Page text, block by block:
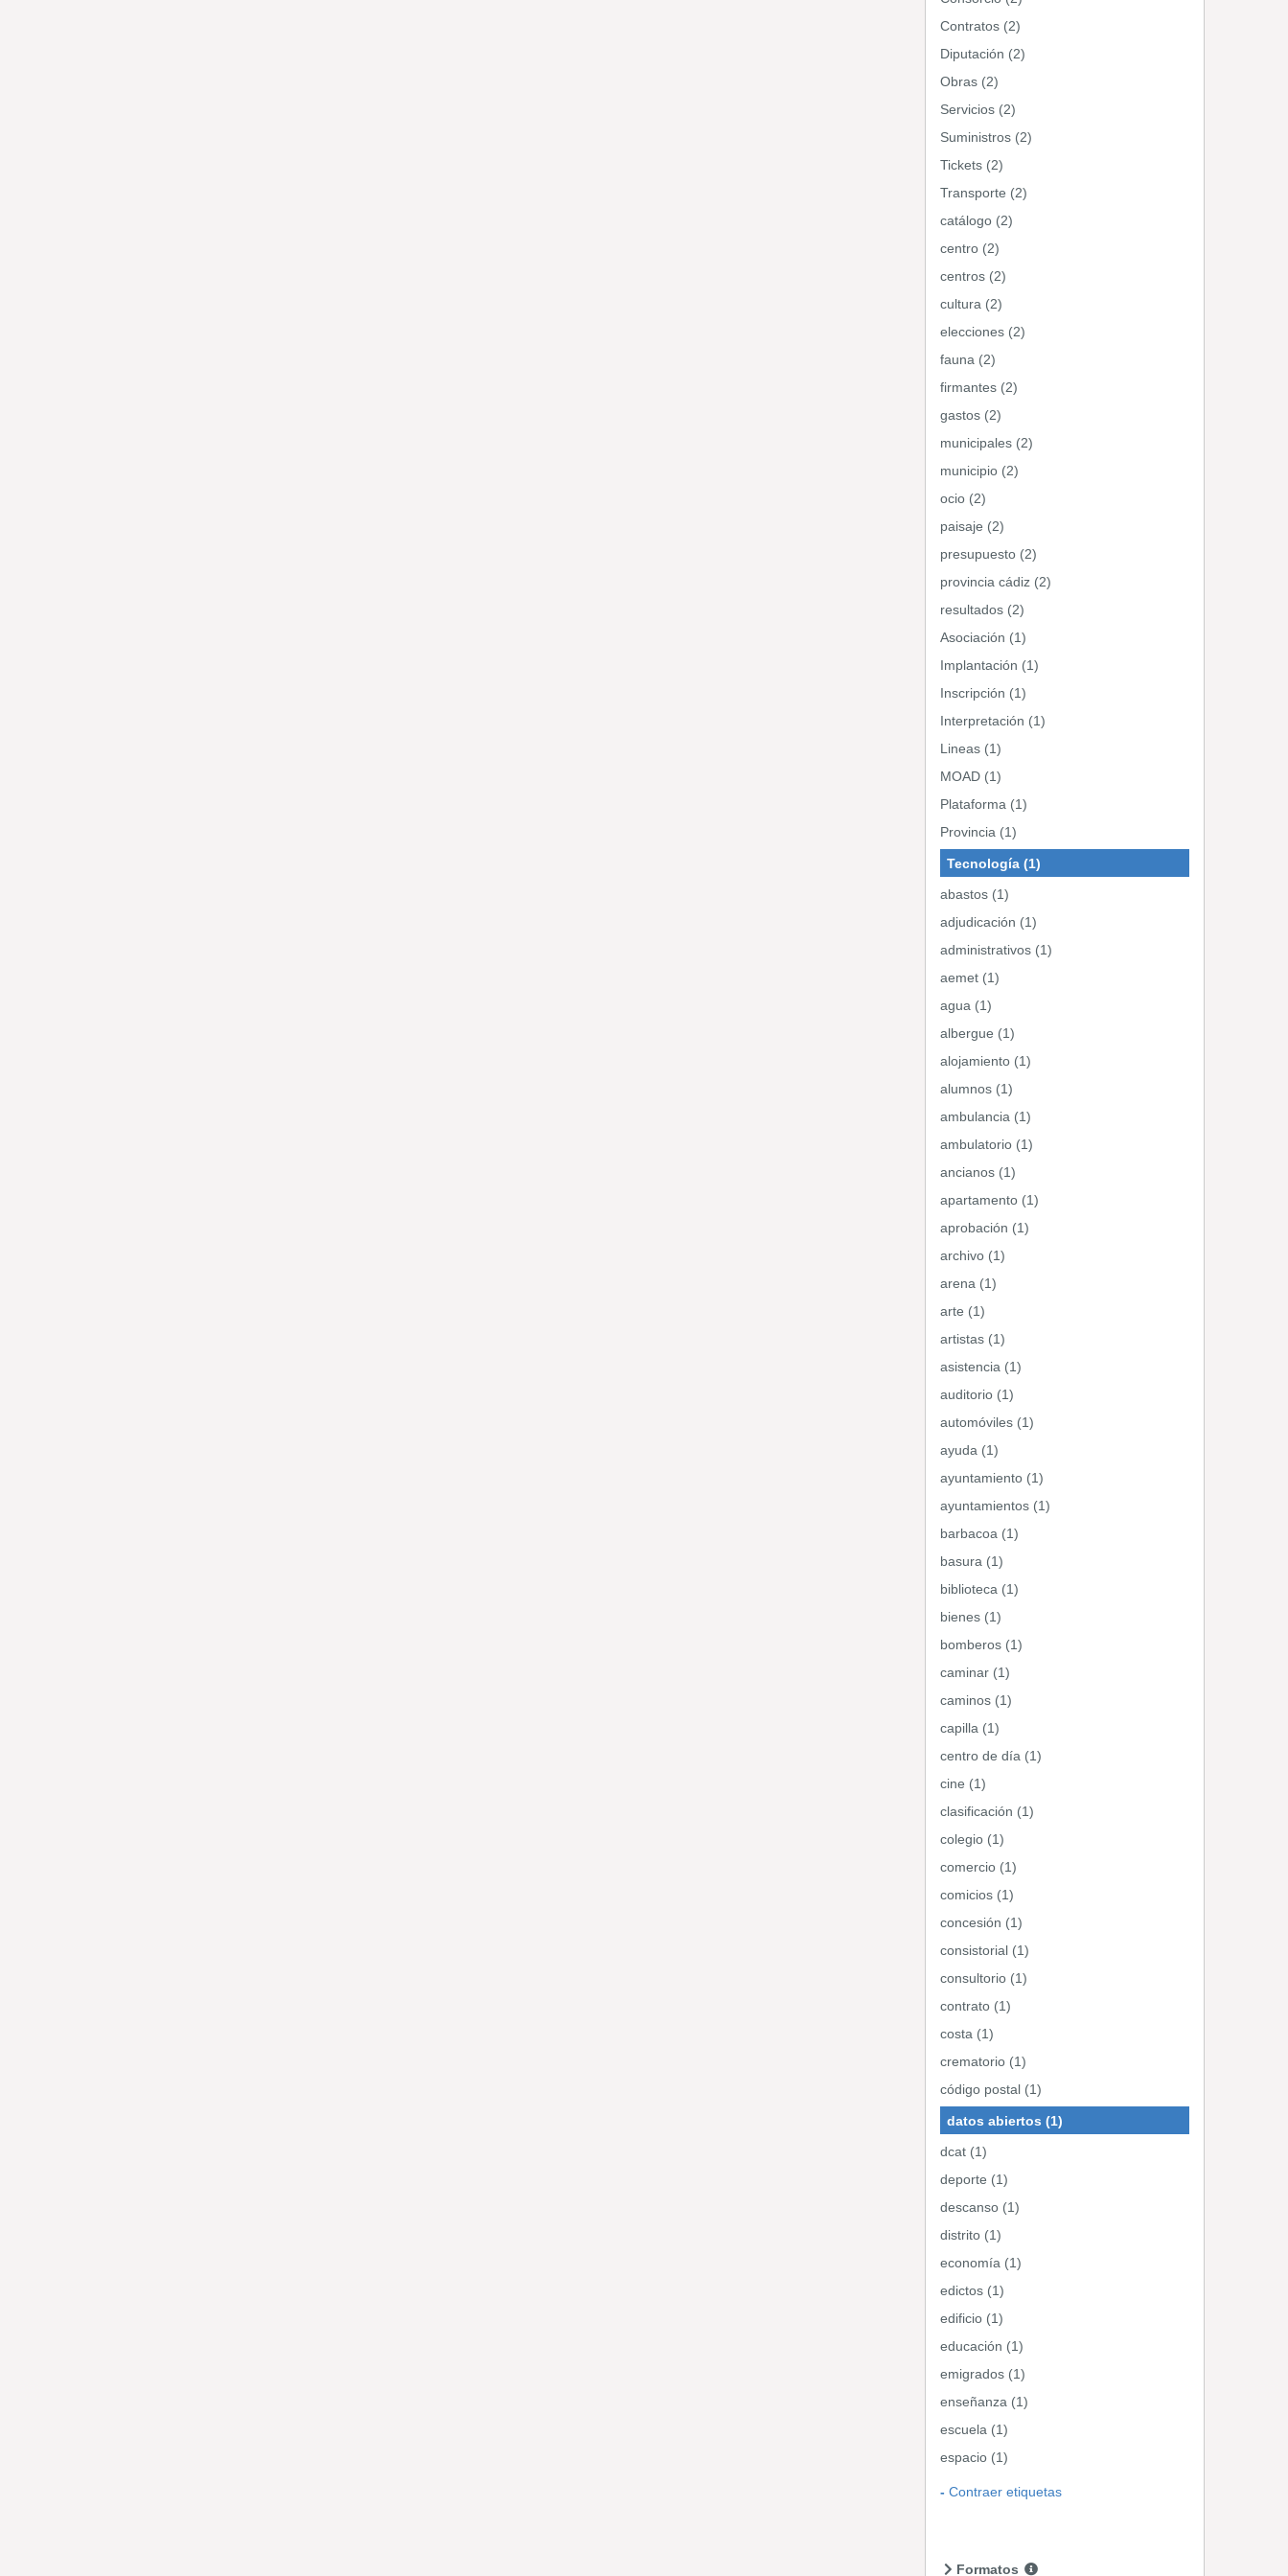
Contratos (2)
Diputación (2)
Obras (2)
Servicios (2)
Suministros (2)
Tickets (2)
Transporte (2)
catálogo (2)
centro (2)
centros (2)
cultura (2)
elecciones (2)
fauna (2)
firmantes (2)
gastos (2)
municipales (2)
municipio (2)
ocio (2)
paisaje (2)
presupuesto (2)
provincia cádiz (2)
resultados (2)
Asociación (1)
Implantación (1)
Inscripción (1)
Interpretación (1)
Lineas (1)
MOAD (1)
Plataforma (1)
Provincia (1)
Tecnología (1)
abastos (1)
adjudicación (1)
administrativos (1)
aemet (1)
agua (1)
albergue (1)
alojamiento (1)
alumnos (1)
ambulancia (1)
ambulatorio (1)
ancianos (1)
apartamento (1)
aprobación (1)
archivo (1)
arena (1)
arte (1)
artistas (1)
asistencia (1)
auditorio (1)
automóviles (1)
ayuda (1)
ayuntamiento (1)
ayuntamientos (1)
barbacoa (1)
basura (1)
biblioteca (1)
bienes (1)
bomberos (1)
caminar (1)
caminos (1)
capilla (1)
centro de día (1)
cine (1)
clasificación (1)
colegio (1)
comercio (1)
comicios (1)
concesión (1)
consistorial (1)
consultorio (1)
contrato (1)
costa (1)
crematorio (1)
código postal (1)
datos abiertos (1)
dcat (1)
deporte (1)
descanso (1)
distrito (1)
economía (1)
edictos (1)
edificio (1)
educación (1)
emigrados (1)
enseñanza (1)
escuela (1)
espacio (1)
Contraer etiquetas
Formatos